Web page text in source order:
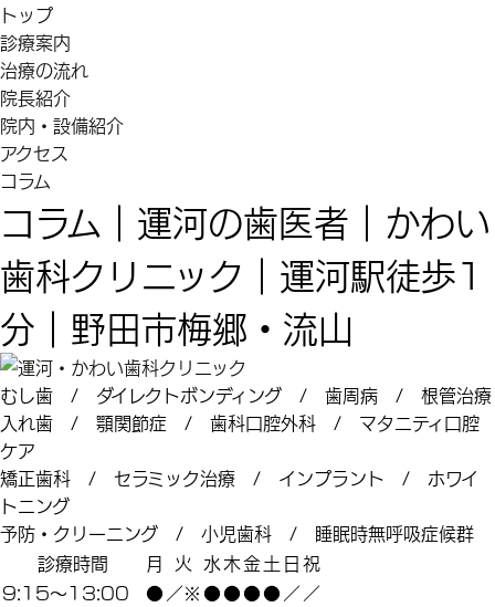
トップ
診療案内
治療の流れ
院長紹介
院内・設備紹介
アクセス
コラム
コラム｜運河の歯医者｜かわい
歯科クリニック｜運河駅徒歩1
分｜野田市梅郷・流山
むし歯 / ダイレクトボンディング / 歯周病 / 根管治療
入れ歯 / 顎関節症 / 歯科口腔外科 / マタニティ口腔
ケア
矯正歯科 / セラミック治療 / インプラント / ホワイ
トニング
予防・クリーニング / 小児歯科 / 睡眠時無呼吸症候群
診療時間
月 火 水木金土 日祝
9:15～13:00
●／※ ●●●●／／